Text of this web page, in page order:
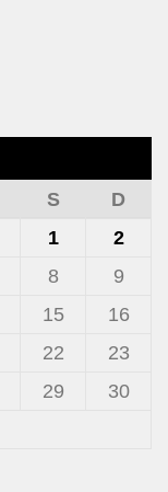
S
D
1
2
8
9
15
16
22
23
29
30